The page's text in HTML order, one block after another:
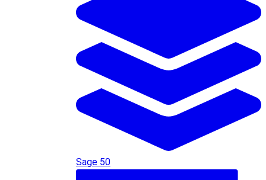
Sage 50